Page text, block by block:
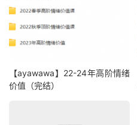
【ayawawa】22-24年高阶情绪
价值（完结）